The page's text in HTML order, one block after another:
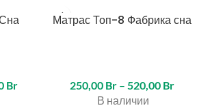
Br
Матрас Топ-8 Фабрика сна
250,00 Br – 520,00 Br
В наличии